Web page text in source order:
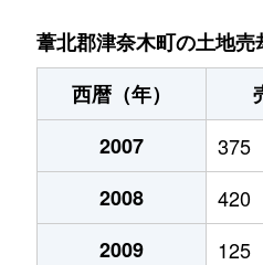
葦北郡津奈木町の土地売
西暦（年）
2007
375
2008
420
2009
125